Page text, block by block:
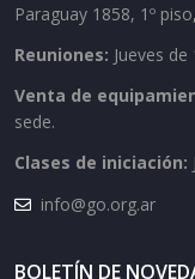
Paraguay 1858, 1º
Reuniones: Jueves
Venta de
sede.
Clases de iniciación:
info@go.org.ar
BOLETÍN DE